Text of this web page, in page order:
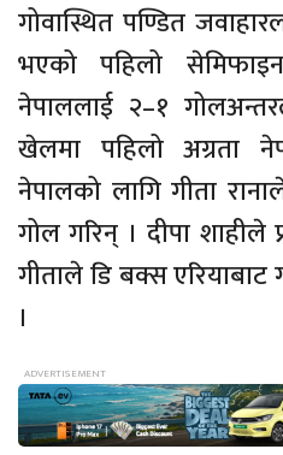
गोवास्थित पण्डित
भएको पहिलो
नेपाललाई २–१
खेलमा पहिलो अग्रता
नेपालको लागि गीता
गोल गरिन् । दीपा शाहीले
गीताले डि बक्स
।